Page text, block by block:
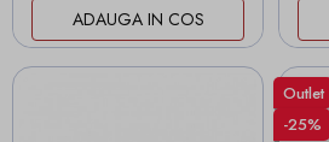
ADAUGA IN COS
Outlet
-25%